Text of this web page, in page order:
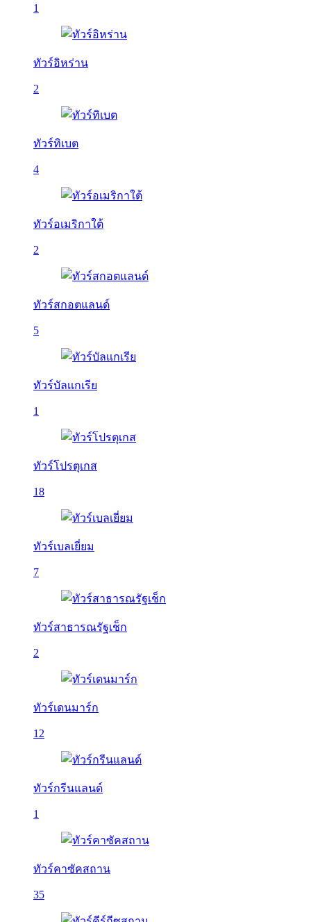
1
ทัวร์อิหร่าน
2
ทัวร์ทิเบต
4
ทัวร์อเมริกาใต้
2
ทัวร์สกอตแลนด์
5
ทัวร์บัลเเกเรีย
1
ทัวร์โปรตุเกส
18
ทัวร์เบลเยี่ยม
7
ทัวร์สาธารณรัฐเช็ก
2
ทัวร์เดนมาร์ก
12
ทัวร์กรีนแลนด์
1
ทัวร์คาซัคสถาน
35